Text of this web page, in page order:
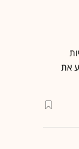
את